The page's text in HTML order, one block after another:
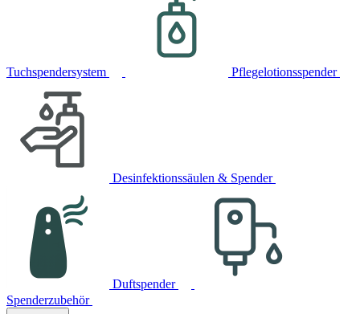
Tuchspendersystem Pflegelotionsspender
Desinfektionssäulen & Spender
Duftspender
Spenderzubehör